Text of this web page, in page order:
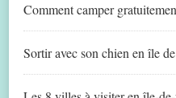
Comment camper
Sortir avec son chien en île